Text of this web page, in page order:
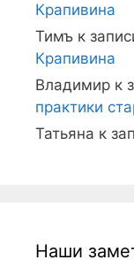
Крапивина
Тимъ к
Крапивина
Владимир к
практики
Татьяна к
Наши